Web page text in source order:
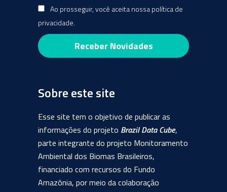
Ao prosseguir, você aceita nossa política de
privacidade.
Sobre este site
Esse site tem o objetivo de publicar as
informações do projeto Brazil Data Cube,
parte integrante do projeto Monitoramento
Ambiental dos Biomas Brasileiros,
financiado com recursos do Fundo
Amazônia, por meio da colaboração